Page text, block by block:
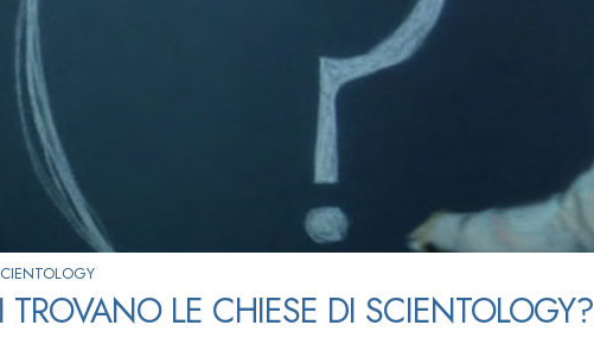
TROVANO LE CHIESE DI SCIENTOLOGY?